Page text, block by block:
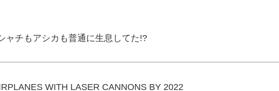
ャチもアシカも普通に生息してた!?
WITH LASER CANNONS BY 2022